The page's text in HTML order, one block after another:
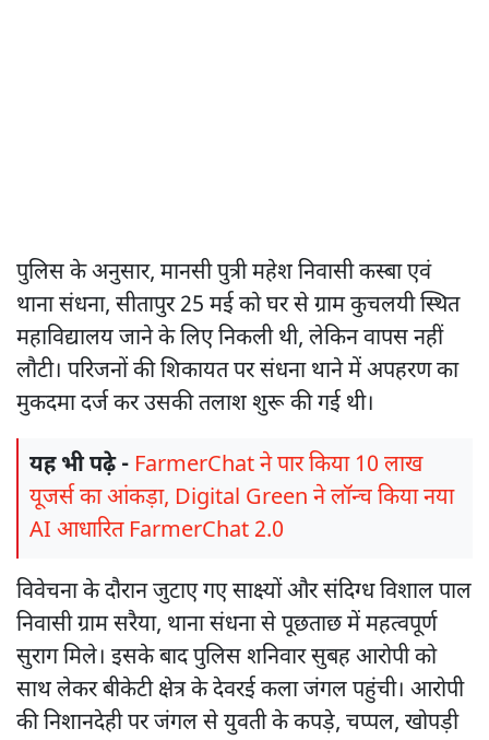
पुलिस के अनुसार, मानसी पुत्री महेश निवासी कस्बा एवं
थाना संधना, सीतापुर 25 मई को घर से ग्राम कुचलयी स्थित
महाविद्यालय जाने के लिए निकली थी, लेकिन वापस नहीं
लौटी। परिजनों की शिकायत पर संधना थाने में अपहरण का
मुकदमा दर्ज कर उसकी तलाश शुरू की गई थी।
यह भी पढ़े - FarmerChat ने पार किया 10 लाख
यूजर्स का आंकड़ा, Digital Green ने लॉन्च किया नया
AI आधारित FarmerChat 2.0
विवेचना के दौरान जुटाए गए साक्ष्यों और संदिग्ध विशाल पाल
निवासी ग्राम सरैया, थाना संधना से पूछताछ में महत्वपूर्ण
सुराग मिले। इसके बाद पुलिस शनिवार सुबह आरोपी को
साथ लेकर बीकेटी क्षेत्र के देवरई कला जंगल पहुंची। आरोपी
की निशानदेही पर जंगल से युवती के कपड़े, चप्पल, खोपड़ी